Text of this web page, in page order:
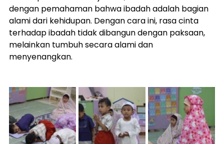
dengan pemahaman bahwa ibadah adalah bagian
alami dari kehidupan. Dengan cara ini, rasa cinta
terhadap ibadah tidak dibangun dengan paksaan,
melainkan tumbuh secara alami dan
menyenangkan.